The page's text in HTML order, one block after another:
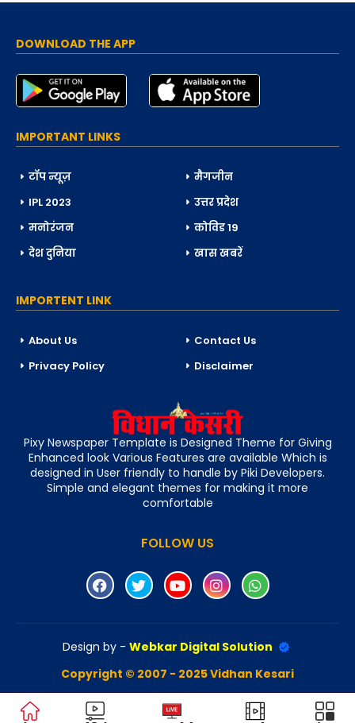
DOWNLOAD THE APP
IMPORTANT LINKS
टॉप न्यूज़
मैगजीन
IPL 2023
उत्तर प्रदेश
मनोरंजन
कोविड 19
देश दुनिया
खास खबरें
IMPORTENT LINK
About Us
Contact Us
Privacy Policy
Disclaimer
Pixy Newspaper Template is Designed Theme for Giving
Enhanced look Various Features are available Which is
designed in User friendly to handle by Piki Developers.
Simple and elegant themes for making it more
comfortable
FOLLOW US
Design by - Webkar Digital Solution
Copyright © 2007 - 2025 Vidhan Kesari